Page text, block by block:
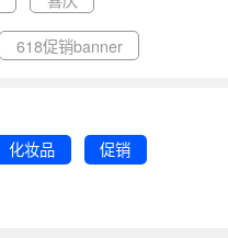
618促销banner
化妆品 促销